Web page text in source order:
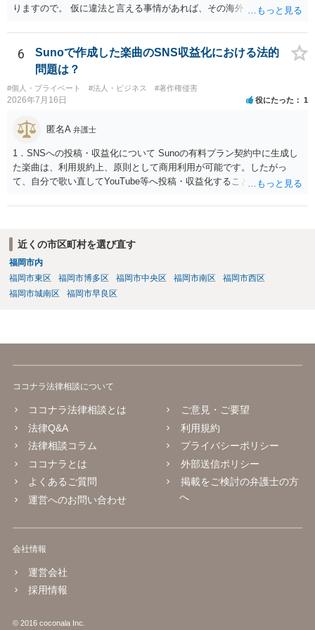
りますので。 仮に違法と言える事情があれば、その海外メーカーの権
ます。
6
Sunoで作成した楽曲のSNS収益化における法的
問題は？
#個人・プライベート #法人・ビジネス #著作権侵害
2026年7月16日 役にたった 1
匿名A 弁護士
1．SNSへの投稿・収益化について Sunoの有料プラン契約中に生成し
た楽曲は、利用規約上、原則として商用利用が可能です。したがっ
て、自分で歌い直してYouTube等へ投稿・収益化することも、通常は
確認してください。 2．メロディーや伴奏の使用について AIボーカル
noの規約が適用されます。有料プランで適法に生成したものであれ
ば、原則として使用可能です。 3．著作権とJASRAC登録について Su
noが商用利用を認めていても、日本法上、その楽曲に著作権が発生す
るとは限りません。AIが自動生成したメロディーや伴奏について、人
の創作的な関与が乏しい場合、著作権が認められない可能性がありま
いて著作権を取得することを意味するものではありません。 JASRAC
詞、作曲、編曲等にどの程度創作的に関与したかを説明できることが
重要です。 4．音楽配信やライブについて SpotifyやApple Musicでの
せば、原則として可能です。ただし、配信サービスごとのAI生成音楽
に関する規約も確認する必要があります。 5．注意点について 生成
日、有料プランの契約状況、プロンプト、修正・編集の履歴を保存し
ておくことをお勧めします。また、既存の楽曲と偶然類似する可能性
や、第三者が同じような楽曲を生成する可能性にも注意が必要です。
最終的には、個別の楽曲の制作過程と、利用時点のSuno及び配信サー
近くの市区町村を選び直す
福岡市内
福岡市東区
福岡市博多区 福岡市中央区 福岡市南区
福岡市西区
福岡市城南区
福岡市早良区
ココナラ法律相談について
ココナラ法律相談とは
法律Q&A
法律相談コラム
ココナラとは
よくあるご質問
運営へのお問い合わせ
ご意見・ご要望
利用規約
プライバシーポリシー
外部送信ポリシー
掲載をご検討の弁護士の方
へ
会社情報
運営会社
採用情報
© 2016 coconala Inc.